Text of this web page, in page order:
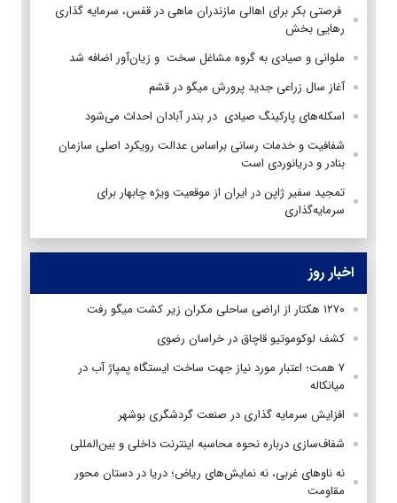
فرصتی بکر برای اهالی مازندران ماهی در قفس، سرمایه گذاری
رهایی بخش
ملوانی و صیادی به گروه مشاغل سخت و زیان‌آور اضافه شد
آغاز سال زراعی جدید پرورش میگو در قشم
اسکله‌های پارکینگ صیادی در بندر آبادان احداث می‌شود
شفافیت و خدمات رسانی براساس عدالت رویکرد اصلی سازمان
بنادر و دریانوردی است
تمجید سفیر ژاپن در ایران از موقعیت‌ ویژه چابهار برای
سرمایه‌گذاری
اخبار روز
۱۲۷۰ هکتار از اراضی ساحلی مکران زیر کشت میگو رفت
کشف لوکوموتیو قاچاق در خراسان رضوی
۷ همت؛ اعتبار مورد نیاز جهت ساخت ایستگاه پمپاژ آب در
میانکاله
افزایش سرمایه گذاری در صنعت گردشگری بوشهر
شفاف‌سازی درباره نحوه محاسبه اینترنت داخلی و بین‌المللی
نه ناوهای غربی، نه نمایش‌های ریاض؛ دریا در دستان محور
مقاومت